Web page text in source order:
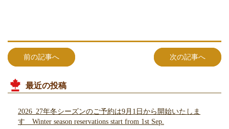
前の記事へ 次の記事へ
最近の投稿
2026_27年冬シーズンのご予約は9月1日から開始いたしま
す Winter season reservations start from 1st Sep.